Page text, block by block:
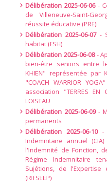
Délibération 2025-06-06-
de Villeneuve-Saint-
réussite éducative (PRE)
Délibération 2025-06-07-
habitat (FSH)
Délibération 2025-06-08-
bien-être seniors entre
KHIEN" représentée par
"COACH WARRIOR
association "TERRES EN
LOISEAU
Délibération 2025-06-09-
permanents
Délibération 2025-06-10-
Indemnitaire annuel
l'Indemnité de Fonction,
Régime Indemnitaire
Sujétions, de l'Expertise
(RIFSEEP)